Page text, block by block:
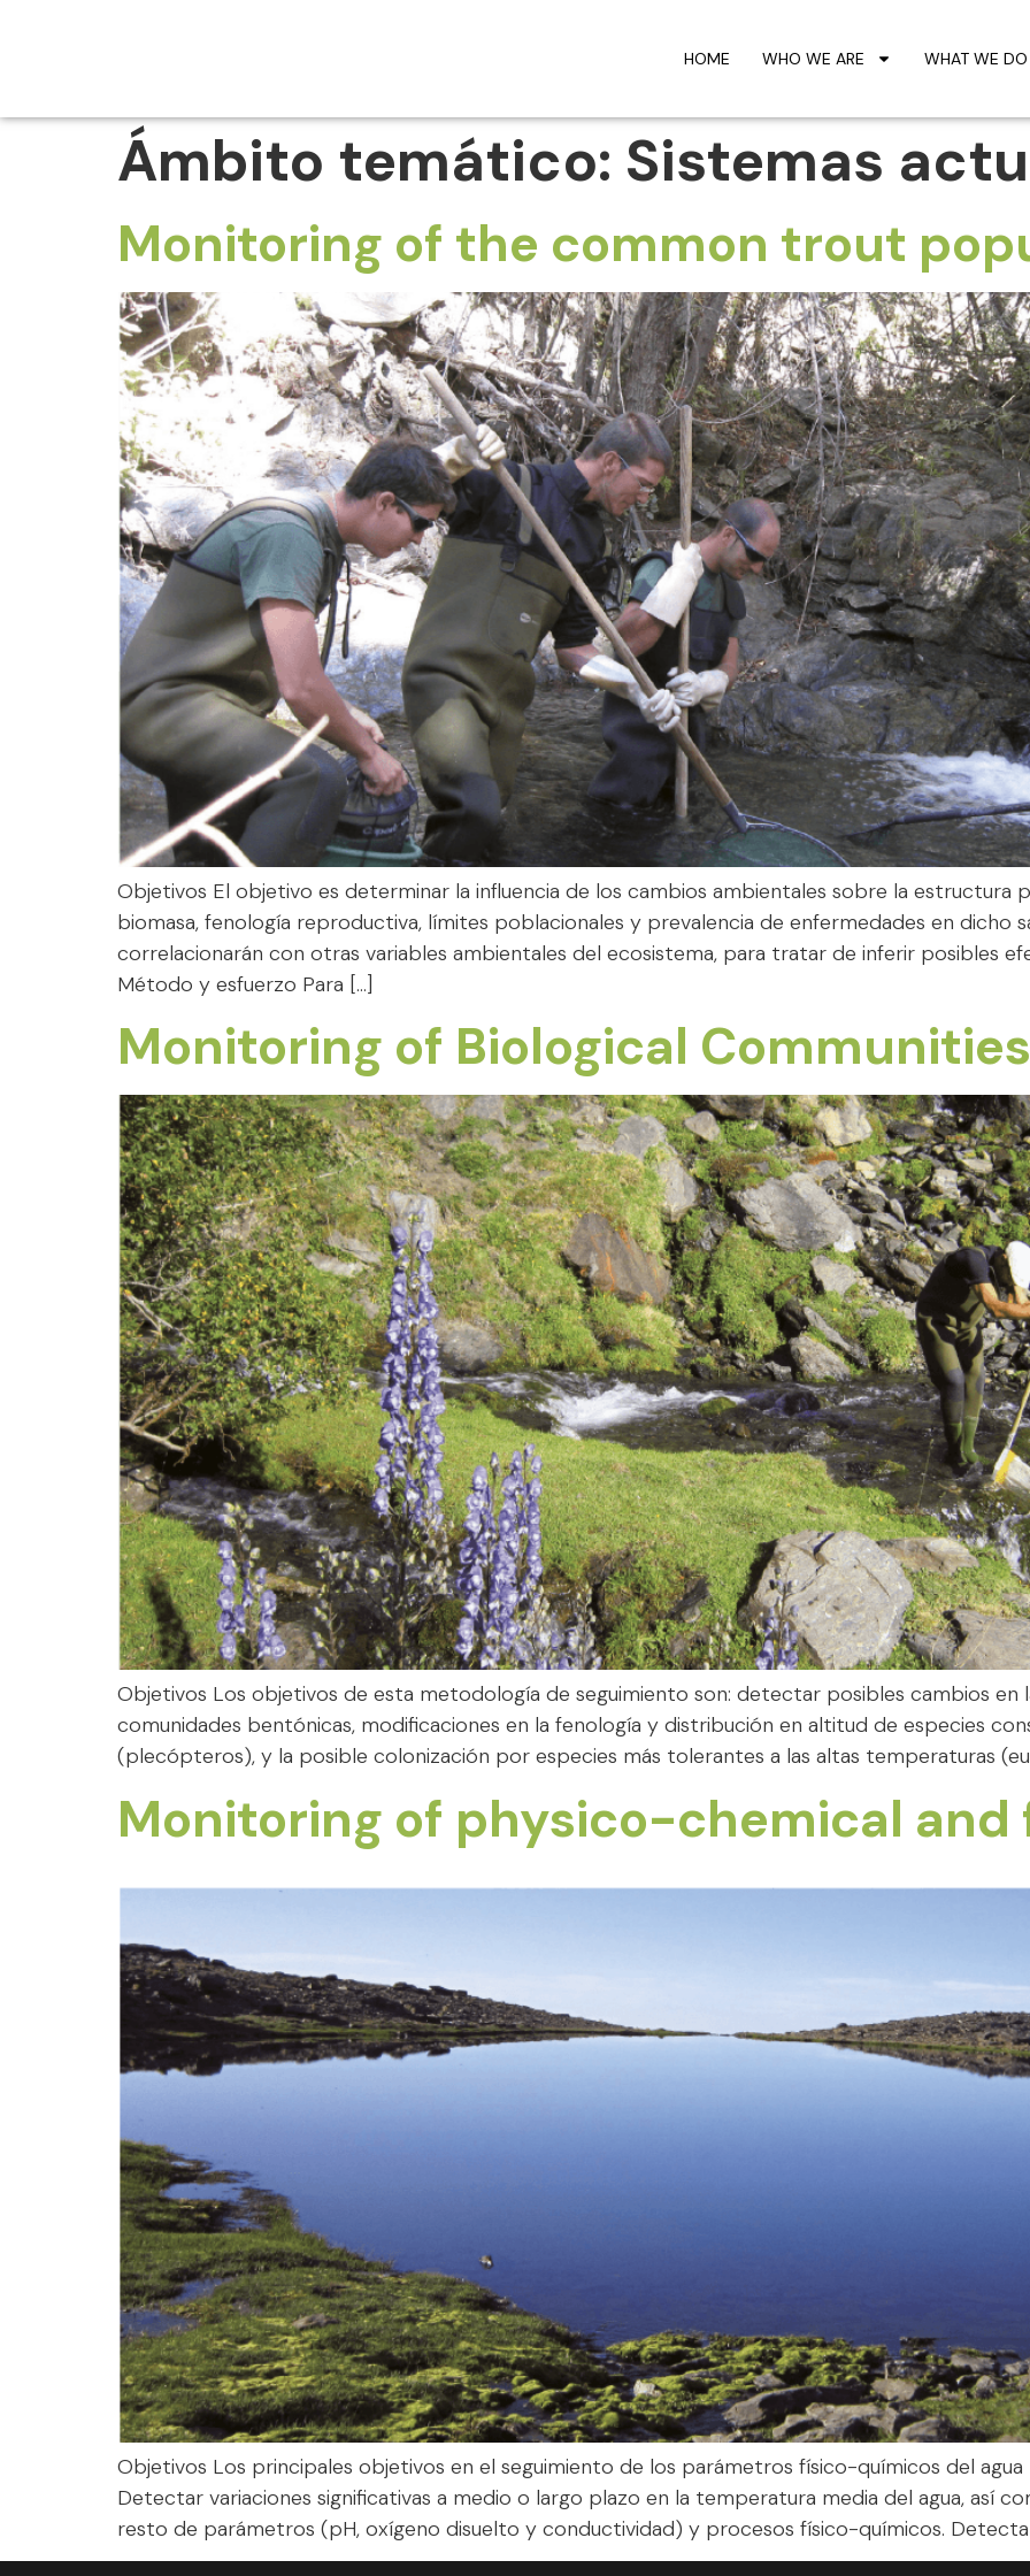
HOME WHO WE ARE WHAT WE DO
Ámbito temático: Sistemas
Monitoring of the common trout
Objetivos El objetivo es determinar la influencia de los cambios ambientales sobre la estructura
biomasa, fenología reproductiva, límites poblacionales y prevalencia de enfermedades en dicho
correlacionarán con otras variables ambientales del ecosistema, para tratar de inferir posibles
Método y esfuerzo Para […]
Monitoring of Biological Communities
Objetivos Los objetivos de esta metodología de seguimiento son: detectar posibles cambios en
comunidades bentónicas, modificaciones en la fenología y distribución en altitud de especies
(plecópteros), y la posible colonización por especies más tolerantes a las altas temperaturas
Monitoring of physico-chemical and
Objetivos Los principales objetivos en el seguimiento de los parámetros físico-químicos del
Detectar variaciones significativas a medio o largo plazo en la temperatura media del agua, así
resto de parámetros (pH, oxígeno disuelto y conductividad) y procesos físico-químicos.